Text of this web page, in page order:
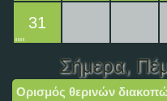
31
Σήμερα,
Ορισμός θερινών